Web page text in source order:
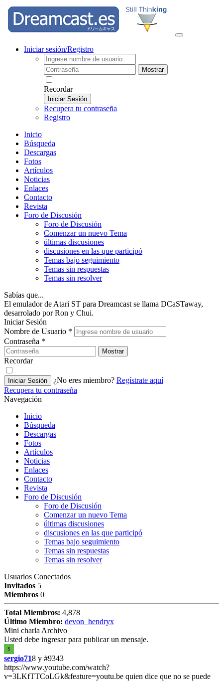
Iniciar sesión/Registro
Mostrar
Recordar
Iniciar Sesión
Recupera tu contraseña
Registro
Inicio
Búsqueda
Descargas
Fotos
Artículos
Noticias
Enlaces
Contacto
Revista
Foro de Discusión
Foro de Discusión
Comenzar un nuevo Tema
últimas discusiones
discusiones en las que participó
Temas bajo seguimiento
Temas sin respuestas
Temas sin resolver
Sabías que...
El emulador de Atari ST para Dreamcast se llama DCaSTaway,
desarrolado por Ron y Chui.
Iniciar Sesión
Nombre de Usuario *
Contraseña *
Mostrar
Recordar
Iniciar Sesión ¿No eres miembro? Regístrate aquí
Recupera tu contraseña
Navegación
Inicio
Búsqueda
Descargas
Fotos
Artículos
Noticias
Enlaces
Contacto
Revista
Foro de Discusión
Foro de Discusión
Comenzar un nuevo Tema
últimas discusiones
discusiones en las que participó
Temas bajo seguimiento
Temas sin respuestas
Temas sin resolver
Usuarios Conectados
Invitados 5
Miembros 0
Total Miembros: 4,878
Último Miembro: devon_hendryx
Mini charla Archivo
Usted debe ingresar para publicar un mensaje.
S
sergio718 y #9343
https://www.youtube.com/watch?
v=3LKfTTCoLGk&feature=youtu.be quien dice que no se puede